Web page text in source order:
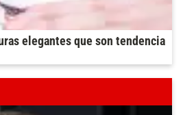
elegantes que son tendencia